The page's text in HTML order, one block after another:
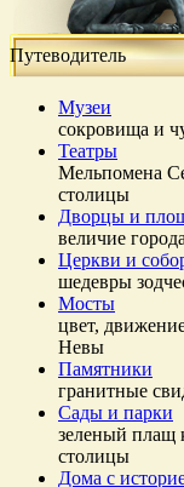
Путеводитель
Музеи
сокровища и
Театры
Мельпомена
столицы
Дворцы и
величие города
Церкви и
шедевры
Мосты
цвет,
Невы
Памятники
гранитные
Сады и парки
зеленый плащ
столицы
Дома с